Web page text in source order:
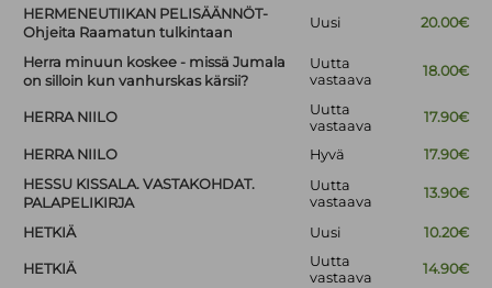
HERMENEUTIIKAN PELISÄÄNNÖT-
Ohjeita Raamatun tulkintaan
Uusi 20.00€
Herra minuun koskee - missä Jumala
on silloin kun vanhurskas kärsii?
Uutta
vastaava
18.00€
HERRA NIILO
Uutta
vastaava
17.90€
HERRA NIILO Hyvä
17.90€
HESSU KISSALA. VASTAKOHDAT.
PALAPELIKIRJA
Uutta
vastaava
13.90€
HETKIÄ Uusi 10.20€
HETKIÄ
Uutta
vastaava
14.90€